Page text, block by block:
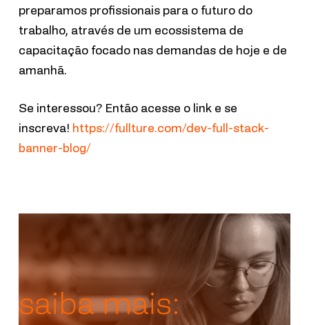
preparamos profissionais para o futuro do
trabalho, através de um ecossistema de
capacitação focado nas demandas de hoje e de
amanhã.
Se interessou? Então acesse o link e se
inscreva! https://fullture.com/dev-full-stack-
banner-blog/
saiba mais: